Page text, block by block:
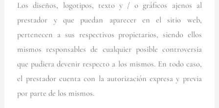
Los diseños, logotipos, texto y / o gráficos ajenos al
prestador y que puedan aparecer en el sitio web,
pertenecen a sus respectivos propietarios, siendo ellos
mismos responsables de cualquier posible controversia
que pudiera devenir respecto a los mismos. En todo caso,
el prestador cuenta con la autorización expresa y previa
por parte de los mismos.